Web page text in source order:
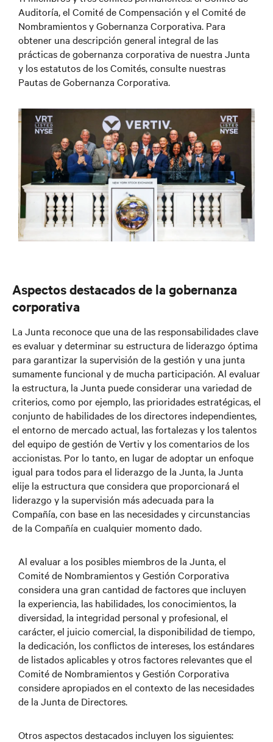
Auditoría, el Comité de Compensación y el Comité de
Nombramientos y Gobernanza Corporativa. Para
obtener una descripción general integral de las
prácticas de gobernanza corporativa de nuestra Junta
y los estatutos de los Comités, consulte nuestras
Pautas de Gobernanza Corporativa.
Aspectos destacados de la gobernanza
corporativa
La Junta reconoce que una de las responsabilidades clave
es evaluar y determinar su estructura de liderazgo óptima
para garantizar la supervisión de la gestión y una junta
sumamente funcional y de mucha participación. Al evaluar
la estructura, la Junta puede considerar una variedad de
criterios, como por ejemplo, las prioridades estratégicas, el
conjunto de habilidades de los directores independientes,
el entorno de mercado actual, las fortalezas y los talentos
del equipo de gestión de Vertiv y los comentarios de los
accionistas. Por lo tanto, en lugar de adoptar un enfoque
igual para todos para el liderazgo de la Junta, la Junta
elije la estructura que considera que proporcionará el
liderazgo y la supervisión más adecuada para la
Compañía, con base en las necesidades y circunstancias
de la Compañía en cualquier momento dado.
Al evaluar a los posibles miembros de la Junta, el
Comité de Nombramientos y Gestión Corporativa
considera una gran cantidad de factores que incluyen
la experiencia, las habilidades, los conocimientos, la
diversidad, la integridad personal y profesional, el
carácter, el juicio comercial, la disponibilidad de tiempo,
la dedicación, los conflictos de intereses, los estándares
de listados aplicables y otros factores relevantes que el
Comité de Nombramientos y Gestión Corporativa
considere apropiados en el contexto de las necesidades
de la Junta de Directores.
Otros aspectos destacados incluyen los siguientes: